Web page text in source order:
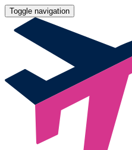
Toggle navigation